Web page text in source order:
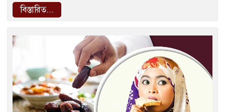
বিস্তারিত...